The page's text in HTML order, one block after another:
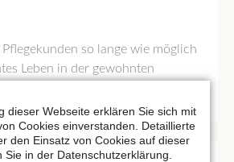
so lange wie möglich
Leben in der gewohnten
dieser Webseite erklären Sie sich mit
Cookies einverstanden. Detaillierte
den Einsatz von Cookies auf dieser
Sie in der Datenschutzerklärung.